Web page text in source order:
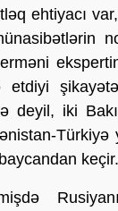
ehtiyacı
etdiyi
deyil, iki
Türkiyə
keçir.